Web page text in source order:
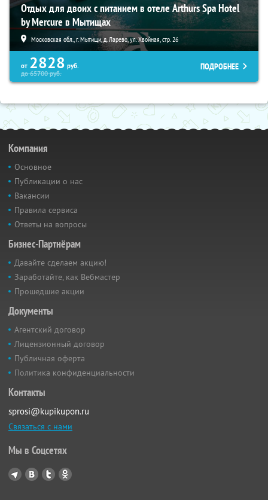
Отдых для двоих с питанием в отеле Arthurs Spa Hotel
by Mercure в Мытищах
Московская обл., г. Мытищи, д. Ларево, ул. Хвойная, стр. 26
от 2828 руб.
до65700руб.
ПОДРОБНЕЕ
Компания
Основное
Публикации о нас
Вакансии
Правила сервиса
Ответы на вопросы
Бизнес-Партнёрам
Давайте сделаем акцию!
Заработайте, как Вебмастер
Прошедшие акции
Документы
Агентский договор
Лицензионный договор
Публичная оферта
Политика конфиденциальности
Контакты
sprosi@kupikupon.ru
Связаться с нами
Мы в Соцсетях